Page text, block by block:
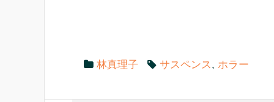
o
林真理子 サスペンス , ホラー